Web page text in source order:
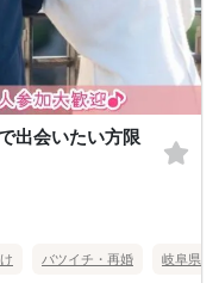
出会いたい方限
バツイチ・再婚 岐阜県